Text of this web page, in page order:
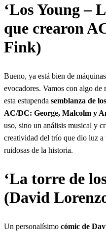
‘Los Young –
que crearon
Fink)
Bueno, ya está bien de
evocadores. Vamos con algo
esta estupenda semblanza de
AC/DC: George, Malcolm y
uso, sino un análisis musical y
creatividad del trío que dio luz a
ruidosas de la historia.
‘La torre de
(David
Un personalísimo cómic de